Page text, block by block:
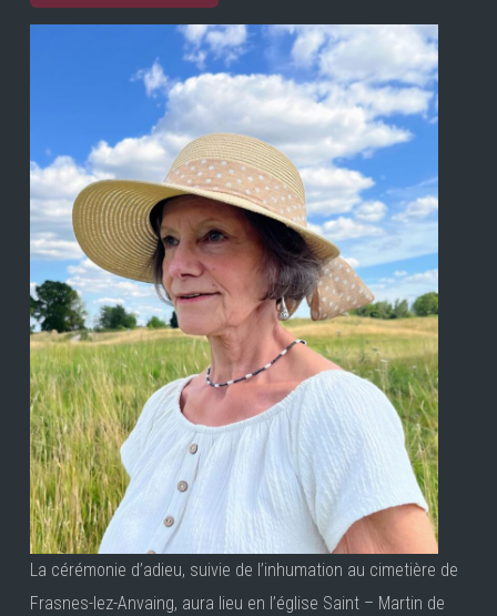
La cérémonie d’adieu, suivie de l’inhumation au cimetière de
Frasnes-lez-Anvaing, aura lieu en l’église Saint – Martin de